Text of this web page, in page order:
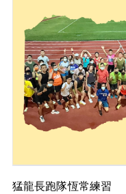
猛龍長跑隊恆常練習